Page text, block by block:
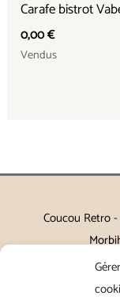
Carafe bistrot
0,00€
Vendus
Coucou Retro
Petits meubles,